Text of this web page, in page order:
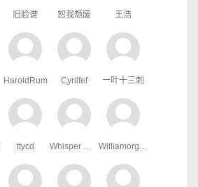
旧脸谱 恕我颓废 王浩
HaroldRum Cyrilfef 一叶十三刺
ttycd